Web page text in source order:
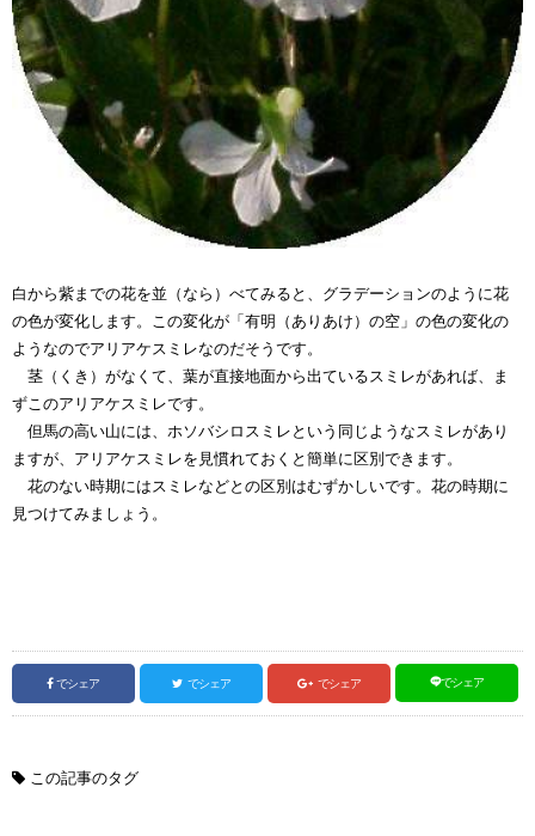
白から紫までの花を並（なら）べてみると、グラデーションのように花
の色が変化します。この変化が「有明（ありあけ）の空」の色の変化の
ようなのでアリアケスミレなのだそうです。
茎（くき）がなくて、葉が直接地面から出ているスミレがあれば、ま
ずこのアリアケスミレです。
但馬の高い山には、ホソバシロスミレという同じようなスミレがあり
ますが、アリアケスミレを見慣れておくと簡単に区別できます。
花のない時期にはスミレなどとの区別はむずかしいです。花の時期に
見つけてみましょう。
でシェア でシェア でシェア でシェア
この記事のタグ